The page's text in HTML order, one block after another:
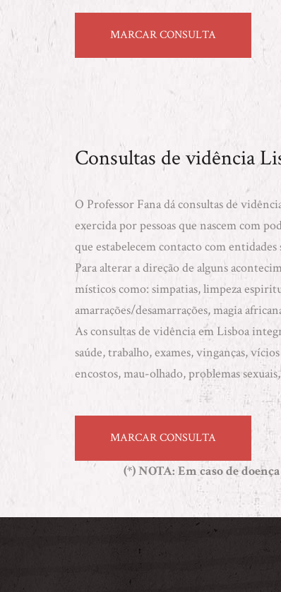
MARCAR CONSULTA
Consultas de vidência
O Professor Fana dá consultas de
exercida por pessoas que nascem com
que estabelecem contacto com
Para alterar a direção de alguns
místicos como: simpatias,limpeza
amarrações/desamarrações,magia
As consultas de vidência em Lisboa
saúde, trabalho, exames, vinganças,
encostos, mau-olhado, problemas
MARCAR CONSULTA
(*) NOTA: Em caso de